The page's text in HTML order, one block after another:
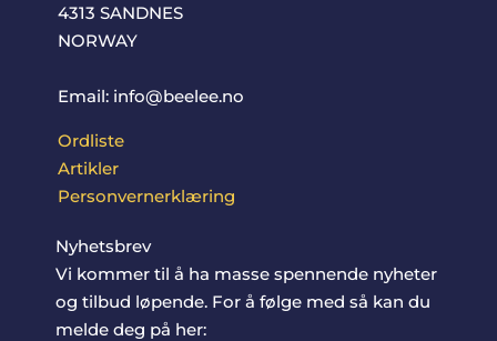
4313 SANDNES
NORWAY
Email: info@beelee.no
Ordliste
Artikler
Personvernerklæring
Nyhetsbrev
Vi kommer til å ha masse spennende nyheter
og tilbud løpende. For å følge med så kan du
melde deg på her: